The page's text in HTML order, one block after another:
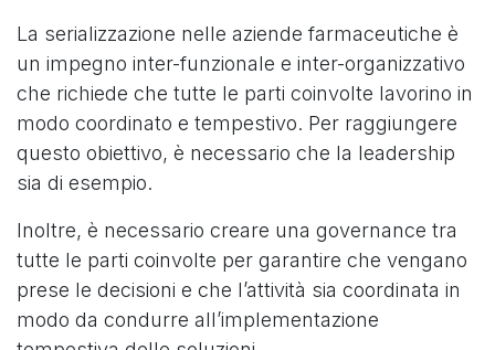
La serializzazione nelle aziende farmaceutiche è
un impegno inter-funzionale e inter-organizzativo
che richiede che tutte le parti coinvolte lavorino in
modo coordinato e tempestivo. Per raggiungere
questo obiettivo, è necessario che la leadership
sia di esempio.
Inoltre, è necessario creare una governance tra
tutte le parti coinvolte per garantire che vengano
prese le decisioni e che l’attività sia coordinata in
modo da condurre all’implementazione